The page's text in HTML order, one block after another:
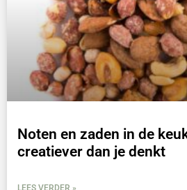
Noten en zaden in de
creatiever dan je denkt
LEES VERDER »